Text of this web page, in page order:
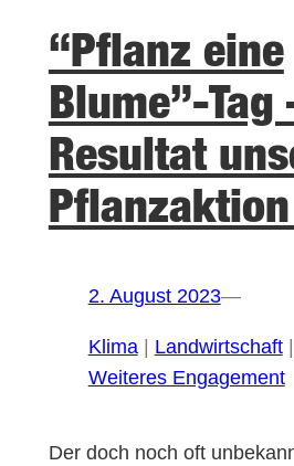
“Pflanz eine
Blume”-Tag
Resultat
Pflanzaktion
2. August 2023—
Klima | Landwirtschaft |
Weiteres Engagement
Der doch noch oft